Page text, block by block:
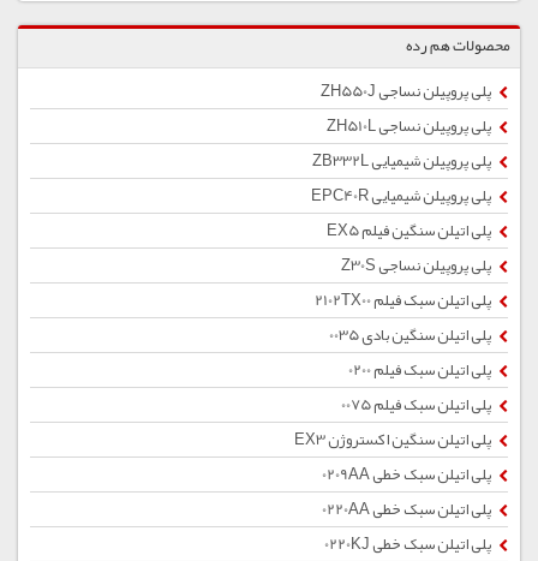
محصولات هم رده
پلی پروپیلن نساجی ZH550J
پلی پروپیلن نساجی ZH510L
پلی پروپیلن شیمیایی ZB332L
پلی پروپیلن شیمیایی EPC40R
پلی اتیلن سنگین فیلم EX5
پلی پروپیلن نساجی Z30S
پلی اتیلن سبک فیلم 2102TX00
پلی اتیلن سنگین بادی 0035
پلی اتیلن سبک فیلم 0200
پلی اتیلن سبک فیلم 0075
پلی اتیلن سنگین اکستروژن EX3
پلی اتیلن سبک خطی 0209AA
پلی اتیلن سبک خطی 0220AA
پلی اتیلن سبک خطی 0220KJ